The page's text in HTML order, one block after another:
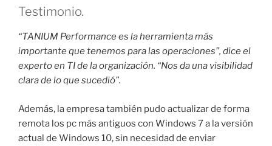
Testimonio.
“TANIUM Performance es la herramienta más
importante que tenemos para las operaciones”, dice el
experto en TI de la organización. “Nos da una visibilidad
clara de lo que sucedió”.
Además, la empresa también pudo actualizar de forma
remota los pc más antiguos con Windows 7 a la versión
actual de Windows 10, sin necesidad de enviar